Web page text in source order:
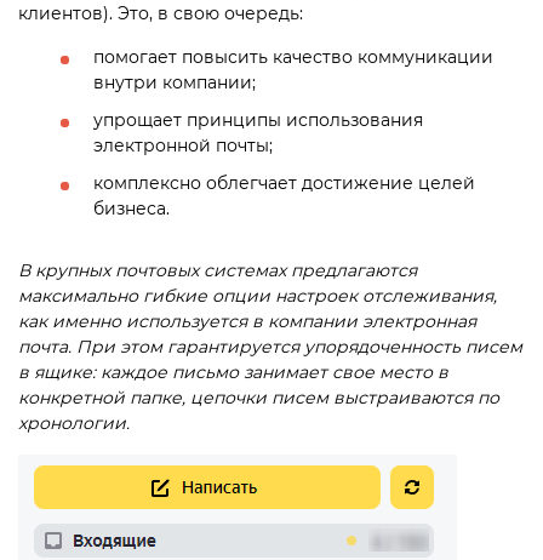
клиентов). Это, в свою очередь:
помогает повысить качество коммуникации
внутри компании;
упрощает принципы использования
электронной почты;
комплексно облегчает достижение целей
бизнеса.
В крупных почтовых системах предлагаются
максимально гибкие опции настроек отслеживания,
как именно используется в компании электронная
почта. При этом гарантируется упорядоченность писем
в ящике: каждое письмо занимает свое место в
конкретной папке, цепочки писем выстраиваются по
хронологии.